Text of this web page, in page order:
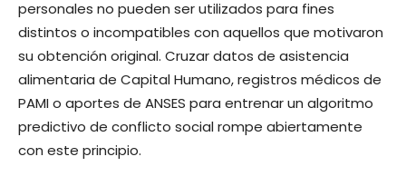
personales no pueden ser utilizados para fines
distintos o incompatibles con aquellos que motivaron
su obtención original. Cruzar datos de asistencia
alimentaria de Capital Humano, registros médicos de
PAMI o aportes de ANSES para entrenar un algoritmo
predictivo de conflicto social rompe abiertamente
con este principio.